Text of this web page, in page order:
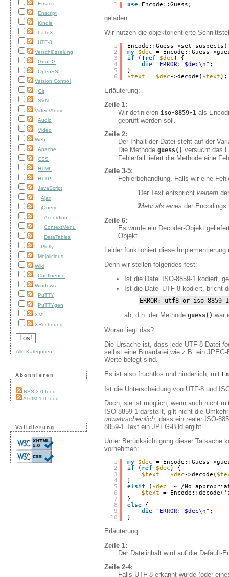
Emacs
Enscript
Kindle
LaTeX
UTF-8
Verschlüsselung
GnuPG
OpenSSL
Version Control
Git
SVN
Video/Audio
Audio
Video
Web
Apache
CSS
HTML
HTTP
JavaScript
Ajax
jQuery
Accordion
ContextMenu
DataTables
Plotly
Mojolicious
Wiki
Confluence
Windows
PuTTY
PuTTYgen
XML
XRechnung
Alle Kategorien
Abonnieren
RSS 2.0 feed
ATOM 1.0 feed
Validierung
1 use Encode::Guess;
geladen.
Wir nutzen die objektorientierte
1
2
3
4
5
6
Encode::Guess->set_suspects(
my
$dec
= Encode::Guess-
if
(! ref $dec ) {
die
"ERROR: $dec\n" ;
}
$text
= $dec->decode( $text );
Erläuterung:
Zeile 1:
Wir definieren iso-8859-1 als
geprüft werden soll.
Zeile 2:
Der Inhalt der Datei steht auf der
Die Methode guess() versucht das
Fehlerfall liefert die Methode eine
Zeile 3-5:
Fehlerbehandlung. Falls wir eine
Der Text entspricht keinem
Mehr als eines der Encodings
Zeile 6:
Es wurde ein Decoder-Objekt
Objekt.
Leider funktioniert diese Implementierung
Denn wir stellen folgendes fest:
Ist die Datei ISO-8859-1 kodiert,
Ist die Datei UTF-8 kodiert, bricht
ERROR: utf8 or iso-8859-1
ab, d.h. der Methode guess() war
Woran liegt das?
Die Ursache ist, dass jede UTF-8-Datei
selbst eine Binärdatei wie z.B. ein
Werte belegt sind.
Es ist also fruchtlos und hinderlich, mit
Ist die Unterscheidung von UTF-8 und
Doch, sie ist möglich, wenn auch nicht
ISO-8859-1 darstellt, gilt nicht die
unwahrscheinlich, dass ein realer ISO-
8859-1 Text ein JPEG-Bild ergibt.
Unter Berücksichtigung dieser Tatsache
vornehmen:
1
2
3
4
5
6
7
8
9
10
my $dec
= Encode::Guess-
if
( ref $dec ) {
$text
= $dec->decode(
}
elsif
( $dec
=~ /No
$text
= Encode::decode(
}
else
{
die
"ERROR: $dec\n" ;
}
Erläuterung:
Zeile 1:
Der Dateiinhalt wird auf die Default-
Zeile 2-4:
Falls UTF-8 erkannt wurde (oder